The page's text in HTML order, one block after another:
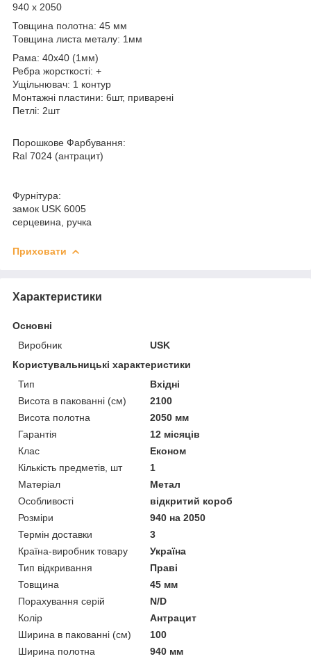
940 х 2050
Товщина полотна: 45 мм
Товщина листа металу: 1мм
Рама: 40х40 (1мм)
Ребра жорсткості: +
Ущільнювач: 1 контур
Монтажні пластини: 6шт, приварені
Петлі: 2шт
Порошкове Фарбування:
Ral 7024 (антрацит)
Фурнітура:
замок USK 6005
серцевина, ручка
Приховати
Характеристики
Основні
Виробник
USK
Користувальницькі характеристики
Тип
Вхідні
Висота в пакованні (см)
2100
Висота полотна
2050 мм
Гарантія
12 місяців
Клас
Економ
Кількість предметів, шт
1
Матеріал
Метал
Особливості
відкритий короб
Розміри
940 на 2050
Термін доставки
3
Країна-виробник товару
Україна
Тип відкривання
Праві
Товщина
45 мм
Порахування серій
N/D
Колір
Антрацит
Ширина в пакованні (см)
100
Ширина полотна
940 мм